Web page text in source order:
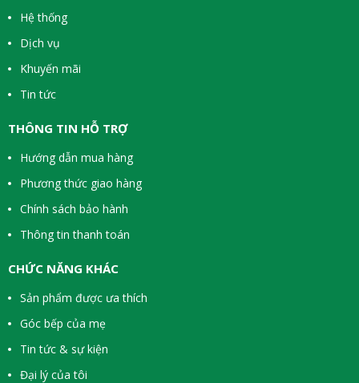
Hệ thống
Dịch vụ
Khuyến mãi
Tin tức
THÔNG TIN HỖ TRỢ
Hướng dẫn mua hàng
Phương thức giao hàng
Chính sách bảo hành
Thông tin thanh toán
CHỨC NĂNG KHÁC
Sản phẩm được ưa thích
Góc bếp của mẹ
Tin tức & sự kiện
Đại lý của tôi